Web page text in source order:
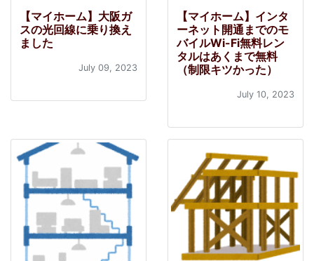
【マイホーム】大阪ガ
スの光回線に乗り換え
ました
July 09, 2023
【マイホーム】インタ
ーネット開通までのモ
バイルWi-Fi無料レン
タルはあくまで無料
（制限キツかった）
July 10, 2023